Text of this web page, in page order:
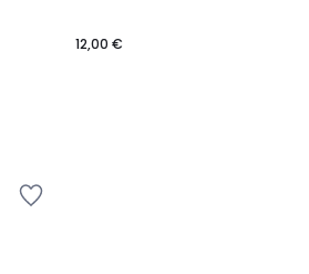
12,00 €